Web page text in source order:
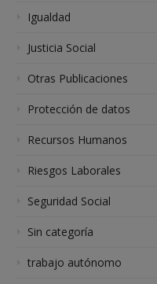
Igualdad
Justicia Social
Otras Publicaciones
Protección de datos
Recursos Humanos
Riesgos Laborales
Seguridad Social
Sin categoría
trabajo autónomo